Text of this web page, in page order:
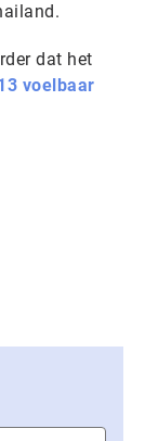
dat het
voelbaar